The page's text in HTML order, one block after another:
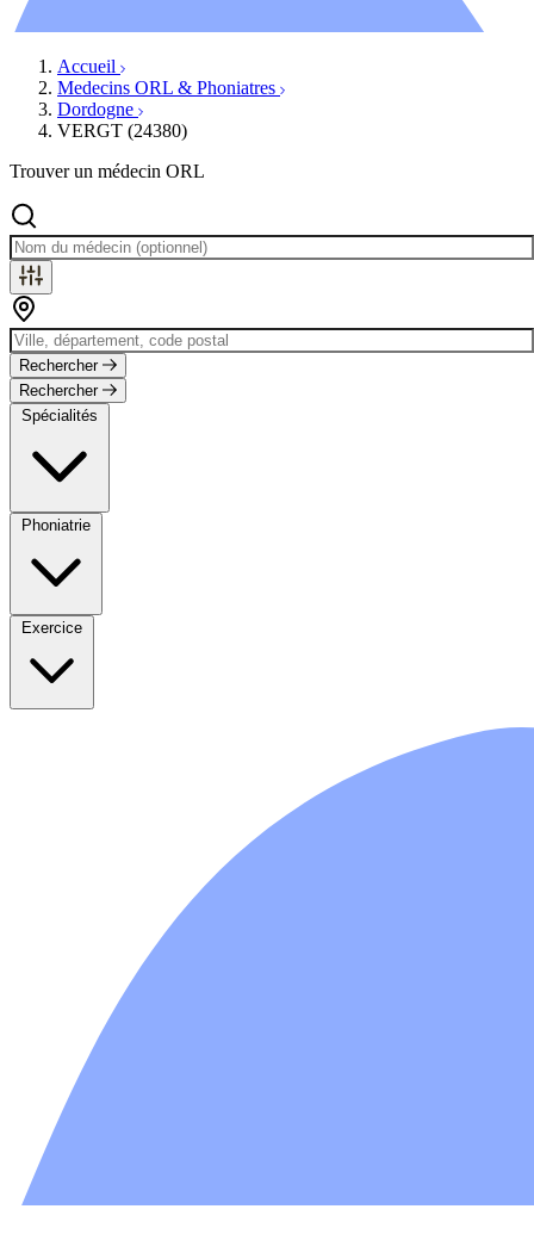
Accueil
Medecins ORL & Phoniatres
Dordogne
VERGT (24380)
Trouver un médecin ORL
Rechercher
Rechercher
Spécialités
Phoniatrie
Exercice